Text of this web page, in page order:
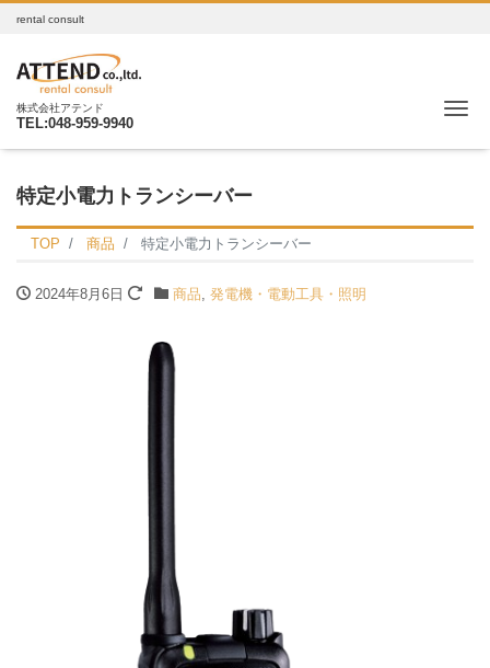
rental consult
株式会社アテンド
TEL:048-959-9940
特定小電力トランシーバー
TOP 商品 特定小電力トランシーバー
2024年8月6日 商品 発電機・電動工具・照明